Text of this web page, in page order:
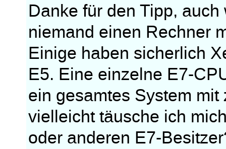
Danke für den Tipp,
niemand einen Rechner
Einige haben sicherlich
E5. Eine einzelne E7-
ein gesamtes System
vielleicht täusche ich
oder anderen E7-